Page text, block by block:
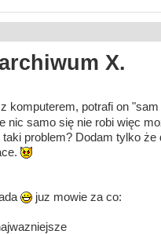
X.
komputerem, potrafi on
nic samo się nie robi więc
problem? Dodam tylko
juz mowie za co: